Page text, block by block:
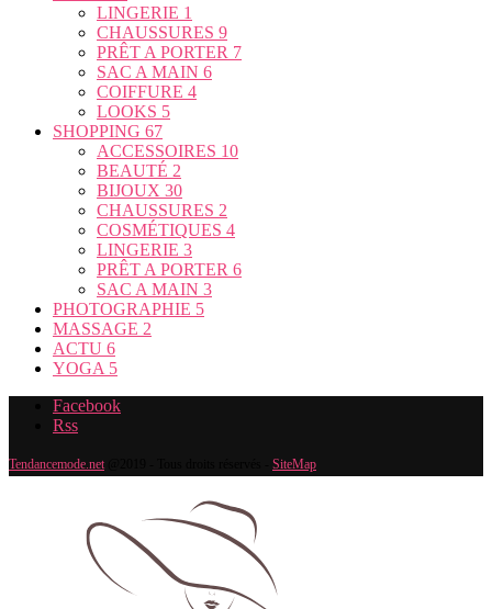
LINGERIE 1
CHAUSSURES 9
PRÊT A PORTER 7
SAC A MAIN 6
COIFFURE 4
LOOKS 5
SHOPPING 67
ACCESSOIRES 10
BEAUTÉ 2
BIJOUX 30
CHAUSSURES 2
COSMÉTIQUES 4
LINGERIE 3
PRÊT A PORTER 6
SAC A MAIN 3
PHOTOGRAPHIE 5
MASSAGE 2
ACTU 6
YOGA 5
Facebook
Rss
Tendancemode.net@2019 - Tous droits réservés - SiteMap